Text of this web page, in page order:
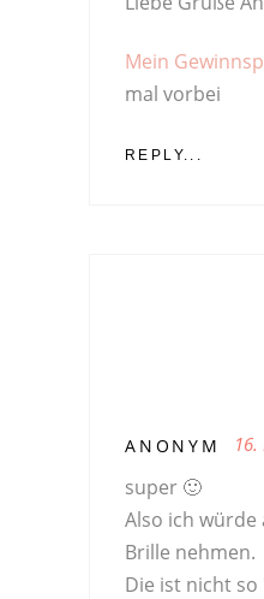
Mein
mal vorbei
REPLY...
ANONYM
super 🙂
Also ich
Brille nehmen.
Die ist nicht